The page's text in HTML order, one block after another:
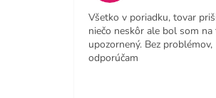
Všetko v poriadku, tovar
niečo neskôr ale bol som na
upozornený. Bez problémov,
odporúčam